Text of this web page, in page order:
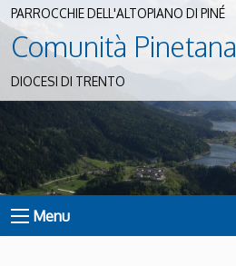
PARROCCHIE DELL'ALTOPIANO DI PINÉ
Comunità Pinetana
DIOCESI DI TRENTO
Menu